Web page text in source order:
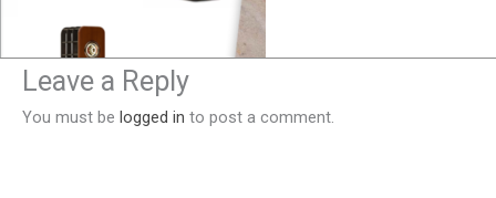
Leave a Reply
You must be logged in to post a comment.